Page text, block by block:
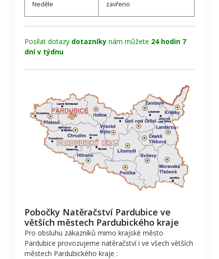
Neděle zavřeno
Posílat dotazy dotazníky nám můžete 24 hodin 7
dní v týdnu
Pobočky Natěračství Pardubice ve
větších městech Pardubického kraje
Pro obsluhu zákazníků mimo krajské město
Pardubice provozujeme natěračství i ve všech větších
městech Pardubického kraje :